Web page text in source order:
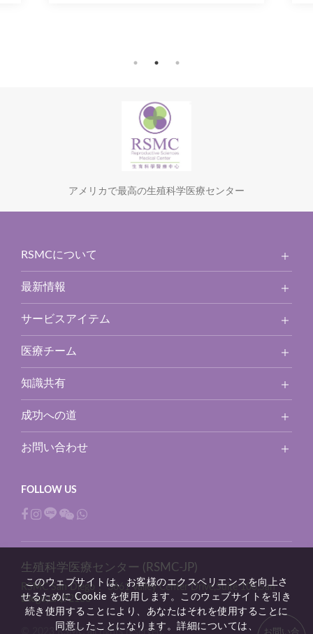
アメリカで最高の生殖科学医療センター
RSMCについて
最新情報
サービスアイテム
医療チーム
知識共有
成功への道
お問い合わせ
生殖科学医療センター (RSMC-JP)
RSMC San Diego：
3661 Valley Center Drive,Suite 100,San
Diego,CA,92130
© 2023 RSMC all rights reserved.
このウェブサイトは、お客様のエクスペリエンスを向上さ
せるために Cookie を使用します。このウェブサイトを引き
続き使用することにより、あなたはそれを使用することに
同意したことになります。詳細については、